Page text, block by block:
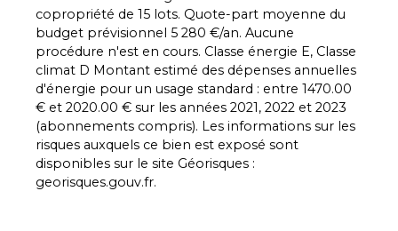
copropriété de 15 lots. Quote-part moyenne du
budget prévisionnel 5 280 €/an. Aucune
procédure n'est en cours. Classe énergie E, Classe
climat D Montant estimé des dépenses annuelles
d'énergie pour un usage standard : entre 1470.00
€ et 2020.00 € sur les années 2021, 2022 et 2023
(abonnements compris). Les informations sur les
risques auxquels ce bien est exposé sont
disponibles sur le site Géorisques :
georisques.gouv.fr.